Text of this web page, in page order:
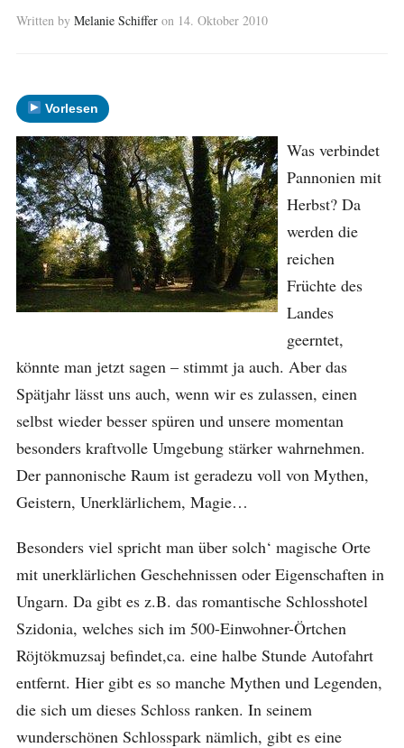
Written by Melanie Schiffer on 14. Oktober 2010
Vorlesen
Was verbindet
Pannonien mit
Herbst? Da
werden die
reichen
Früchte des
Landes
geerntet,
könnte man jetzt sagen – stimmt ja auch. Aber das
Spätjahr lässt uns auch, wenn wir es zulassen, einen
selbst wieder besser spüren und unsere momentan
besonders kraftvolle Umgebung stärker wahrnehmen.
Der pannonische Raum ist geradezu voll von Mythen,
Geistern, Unerklärlichem, Magie…
Besonders viel spricht man über solch‘ magische Orte
mit unerklärlichen Geschehnissen oder Eigenschaften in
Ungarn. Da gibt es z.B. das romantische Schlosshotel
Szidonia, welches sich im 500-Einwohner-Örtchen
Röjtökmuzsaj befindet,ca. eine halbe Stunde Autofahrt
entfernt. Hier gibt es so manche Mythen und Legenden,
die sich um dieses Schloss ranken. In seinem
wunderschönen Schlosspark nämlich, gibt es eine